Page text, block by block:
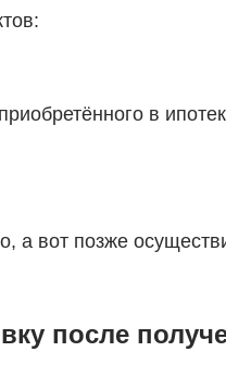
в
вот позже
после